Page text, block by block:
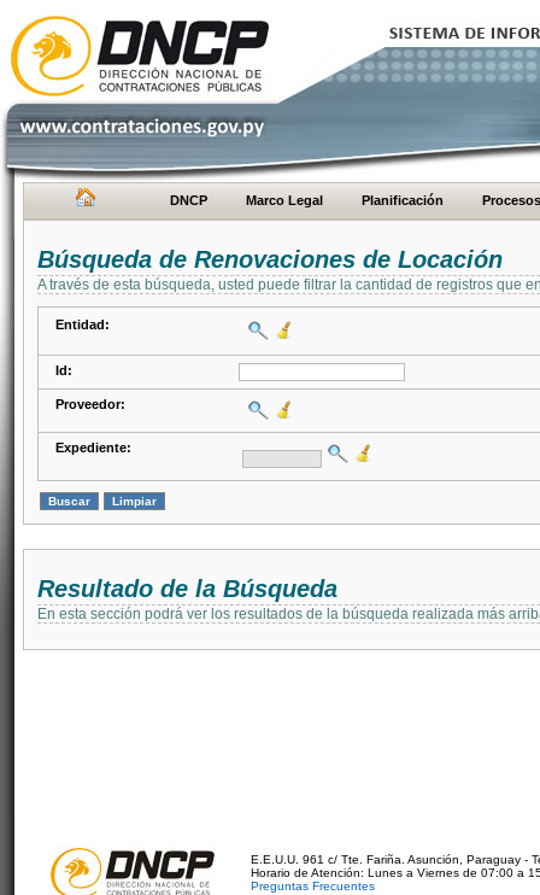
DNCP Marco Legal Planificación Procesos
Búsqueda de Renovaciones de Locación
A través de esta búsqueda, usted puede filtrar la cantidad de registros que
Entidad:
Id:
Proveedor:
Expediente:
Resultado de la Búsqueda
En esta sección podrá ver los resultados de la búsqueda realizada más
E.E.U.U. 961 c/ Tte. Fariña. Asunción, Paraguay -
Horario de Atención: Lunes a Viernes de 07:00 a
Preguntas Frecuentes